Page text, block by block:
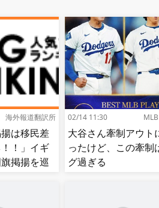
海外報道翻訳所
は移民差
！」イギ
掲揚を巡
02/14 11:30
大谷さん牽制アウト
ったけど、この牽制
グ過ぎる